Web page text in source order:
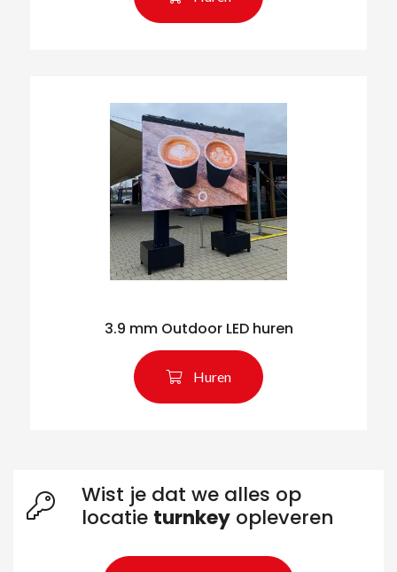
3.9 mm Outdoor LED huren
Huren
Wist je dat we alles op
locatie turnkey opleveren